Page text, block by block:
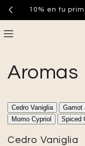
10% en tu
Aromas
Cedro Vaniglia Gamot
Momo Cypriol
Spiced
Cedro Vaniglia